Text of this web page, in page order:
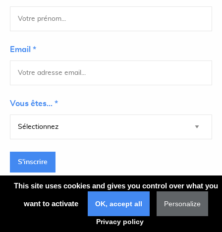
Email *
Vous êtes... *
S'inscrire
This site uses cookies and gives you control over what you
want to activate OK, accept all Personalize
Privacy policy